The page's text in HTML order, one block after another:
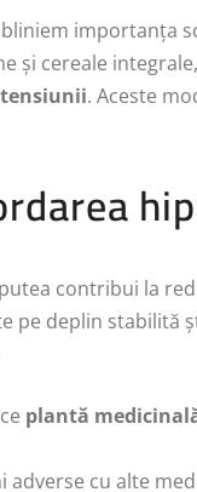
importanța
și cereale
. Aceste
contribui la
pe deplin stabilită
plantă
cu alte